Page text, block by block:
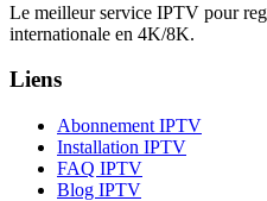
Le meilleur service IPTV pour
internationale en 4K/8K.
Liens
Abonnement IPTV
Installation IPTV
FAQ IPTV
Blog IPTV